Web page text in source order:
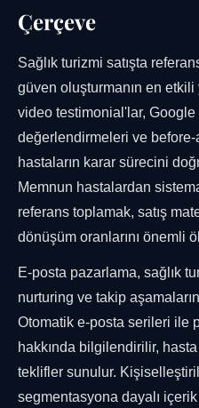
Çerçeve
Sağlık turizmi satışta
güven oluşturmanın en etkili
video testimonial'lar, Google
değerlendirmeleri ve
hastaların karar sürecini
Memnun hastalardan
referans toplamak, satış
dönüşüm oranlarını önemli
E-posta pazarlama, sağlık
nurturing ve takip
Otomatik e-posta serileri ile
hakkında bilgilendirilir,
teklifler sunulur.
segmentasyona dayalı